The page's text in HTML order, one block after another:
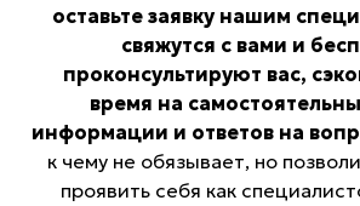
оставьте заявку нашим
свяжутся с вами и
проконсультируют вас,
время на
информации и ответов на
к чему не обязывает, но
проявить себя как